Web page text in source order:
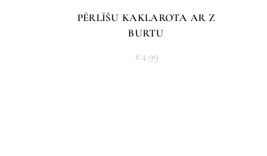
PĒRLĪŠU KAKLAROTA AR Z
BURTU
€4.99